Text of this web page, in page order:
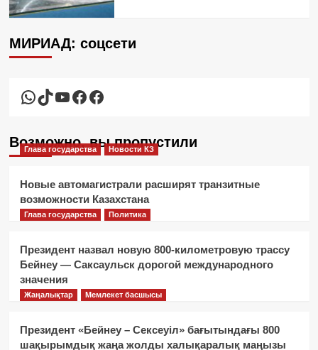
МИРИАД: соцсети
WhatsApp
TikTok
YouTube
Facebook
Facebook
Возможно, вы пропустили
Глава государства Новости КЗ
Новые автомагистрали расширят транзитные
возможности Казахстана
Глава государства Политика
Президент назвал новую 800-километровую трассу
Бейнеу — Саксаульск дорогой международного
значения
Жаңалықтар Мемлекет басшысы
Президент «Бейнеу – Сексеуіл» бағытындағы 800
шақырымдық жаңа жолды халықаралық маңызы